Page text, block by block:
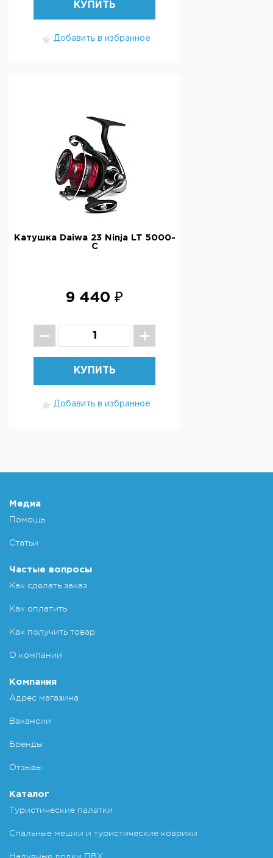
КУПИТЬ
Добавить в избранное
Катушка Daiwa 23 Ninja LT 5000-
C
9 440 ₽
КУПИТЬ
Добавить в избранное
Медиа
Помощь
Статьи
Частые вопросы
Как сделать заказ
Как оплатить
Как получить товар
О компании
Компания
Адрес магазина
Вакансии
Бренды
Отзывы
Каталог
Туристические палатки
Спальные мешки и туристические коврики